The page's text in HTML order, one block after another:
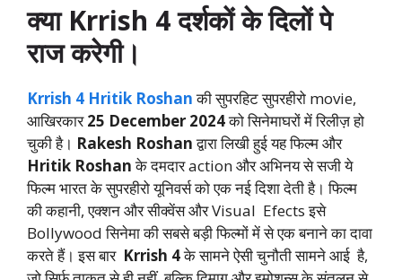
क्या Krrish 4 दर्शकों के दिलों पे
राज करेगी।
Krrish 4 Hritik Roshanकी सुपरहिट सुपरहीरो movie,
आखिरकार25 December 2024को सिनेमाघरों में रिलीज़ हो
चुकी है। Rakesh Roshanद्वारा लिखी हुई यह फिल्म और
Hritik Roshanके दमदार action और अभिनय से सजी ये
फिल्म भारत के सुपरहीरो यूनिवर्स को एक नई दिशा देती है। फिल्म
की कहानी, एक्शन और सीक्वेंस और Visual Efects इसे
Bollywood सिनेमा की सबसे बड़ी फिल्मों में से एक बनाने का दावा
करते हैं। इस बार Krrish 4के सामने ऐसी चुनौती सामने आई है,